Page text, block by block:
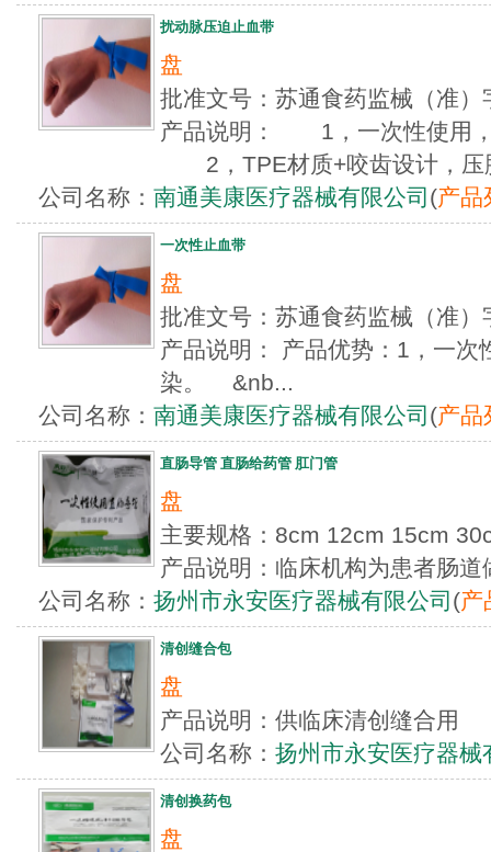
扰动脉压迫止血带
盘
批准文号：苏通食药监械（
产品说明： 1，一次性使用，
2，TPE材质+咬齿设计，压
公司名称： 南通美康医疗器械有限公司 (产品
一次性止血带
盘
批准文号：苏通食药监械（
产品说明： 产品优势：1，一次
染。 &nb...
公司名称： 南通美康医疗器械有限公司 (产品
直肠导管 直肠给药管 肛门管
盘
主要规格：8cm 12cm 15cm
产品说明：临床机构为患者肠
公司名称： 扬州市永安医疗器械有限公司 (产
清创缝合包
盘
产品说明：供临床清创缝合用
公司名称： 扬州市永安医疗器械
清创换药包
盘